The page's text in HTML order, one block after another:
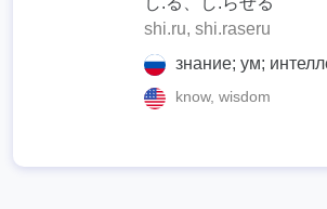
shi.ru, shi.raseru
знание; ум;
know, wisdom